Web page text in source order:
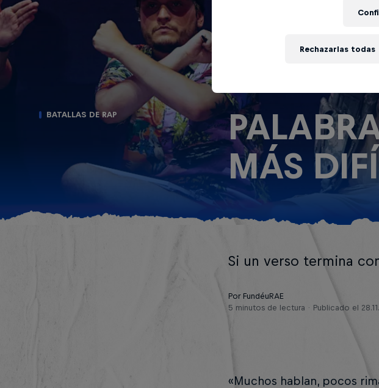
BATALLAS DE RAP
MÁS
Si un verso termina
Por FundéuRAE
5 minutos de lectura
Publicado el
«Muchos hablan, pocos
Rechazarlas todas